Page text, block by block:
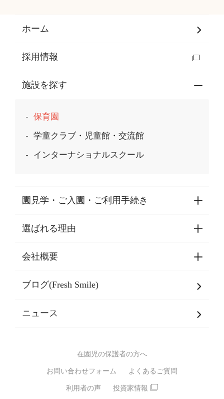
ホーム
採用情報
施設を探す
保育園
学童クラブ・児童館・交流館
インターナショナルスクール
園見学・ご入園・ご利用手続き
園見学・ご入園・ご利用手続き
東京都認証保育所空き状況
選ばれる理由
選ばれる理由一覧
乳児期・幼児期・
バイリンガル保育園
スポーツ保育園
モンテッソーリ式保育園
会社概要
会社概要
SDGsについて
ブログ(Fresh Smile)
ニュース
在園児の保護者の方へ
お問い合わせフォーム よくあるご質問
利用者の声 投資家情報